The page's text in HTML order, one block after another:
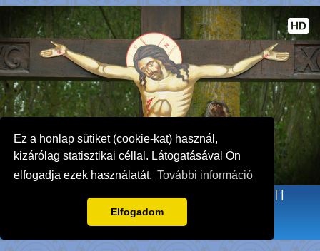
Ez a honlap sütiket (cookie-kat) használ,
kizárólag statisztikai céllal. Látogatásával Ön
elfogadja ezek használatát. További információ
Elfogadom
JEL AZ ÚTKERESZTEZŐDÉSBEN – ÚTMENTI
KERESZTET ÁLLÍTOTTAK A ZARÁNDOK